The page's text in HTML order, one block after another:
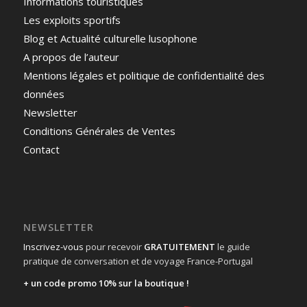
Les exploits sportifs
Blog et Actualité culturelle lusophone
A propos de l’auteur
Mentions légales et politique de confidentialité des
données
Newsletter
Conditions Générales de Ventes
Contact
NEWSLETTER
Inscrivez-vous pour recevoir GRATUITEMENT le guide
pratique de conversation et de voyage France-Portugal
+ un code promo 10% sur la boutique !